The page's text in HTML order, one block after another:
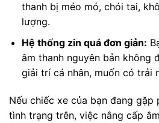
thanh bị méo mó, chói tai,
lượng.
Hệ thống zin quá đơn giản:
âm thanh nguyên bản không
giải trí cá nhân, muốn có trải
Nếu chiếc xe của bạn đang
tình trạng trên, việc nâng cấp